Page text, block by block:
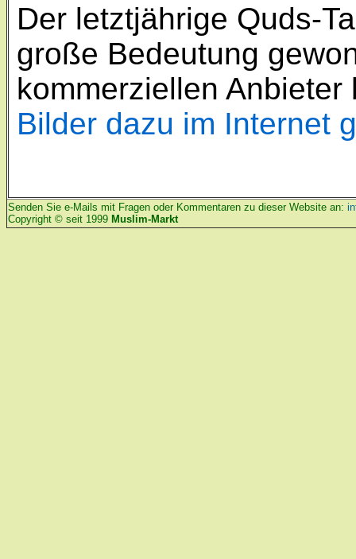
Der letztjährige Quds-
große Bedeutung
kommerziellen
Bilder dazu im Internet
Senden Sie e-Mails mit Fragen oder Kommentaren zu dieser Website an:
Copyright © seit 1999 Muslim-Markt